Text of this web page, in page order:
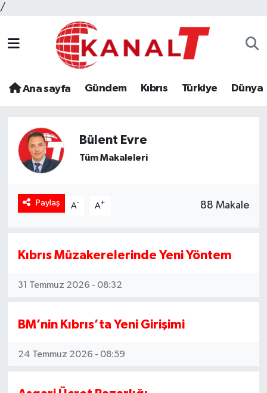
/
Ana sayfa Gündem Kıbrıs Türkiye Dünya
Bülent Evre
Tüm Makaleleri
Paylaş A- A+ 88 Makale
Kıbrıs Müzakerelerinde Yeni Yöntem
31 Temmuz 2026 - 08:32
BM’nin Kıbrıs’ta Yeni Girişimi
24 Temmuz 2026 - 08:59